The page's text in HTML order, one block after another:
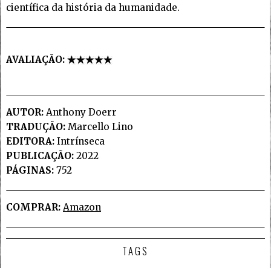
científica da história da humanidade.
AVALIAÇÃO:
AUTOR: Anthony Doerr
TRADUÇÃO: Marcello Lino
EDITORA: Intrínseca
PUBLICAÇÃO: 2022
PÁGINAS: 752
COMPRAR: Amazon
TAGS